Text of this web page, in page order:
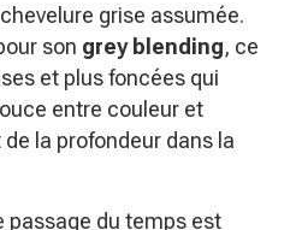
grise assumée.
son grey blending, ce
et plus foncées qui
entre couleur et
la profondeur dans la
passage du temps est